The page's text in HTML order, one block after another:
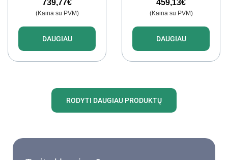
739,77€
(Kaina su PVM)
DAUGIAU
459,13€
(Kaina su PVM)
DAUGIAU
RODYTI DAUGIAU PRODUKTŲ